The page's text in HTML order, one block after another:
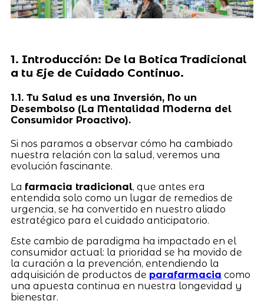
1. Introducción: De la Botica Tradicional
a tu Eje de Cuidado Continuo.
1.1. Tu Salud es una Inversión, No un
Desembolso (La Mentalidad Moderna del
Consumidor Proactivo).
Si nos paramos a observar cómo ha cambiado
nuestra relación con la salud, veremos una
evolución fascinante.
La farmacia tradicional, que antes era
entendida solo como un lugar de remedios de
urgencia, se ha convertido en nuestro aliado
estratégico para el cuidado anticipatorio.
Este cambio de paradigma ha impactado en el
consumidor actual: la prioridad se ha movido de
la curación a la prevención, entendiendo la
adquisición de productos de parafarmacia como
una apuesta continua en nuestra longevidad y
bienestar.